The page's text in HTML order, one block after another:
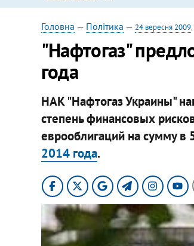
Головна — Політика — 24 вересня 2009
"Нафтогаз"
года
НАК "Нафтогаз Украины"
степень финансовых
еврооблигаций на сумму в
2014 года.